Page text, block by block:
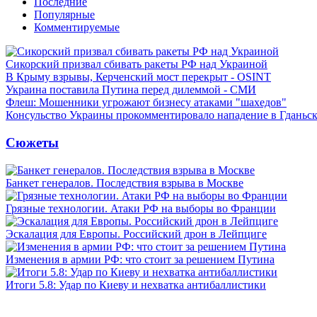
Популярные
Комментируемые
Сикорский призвал сбивать ракеты РФ над Украиной
В Крыму взрывы, Керченский мост перекрыт - OSINT
Украина поставила Путина перед дилеммой - СМИ
Флеш: Мошенники угрожают бизнесу атаками "шахедов"
Консульство Украины прокомментировало нападение в
Сюжеты
Банкет генералов. Последствия взрыва в Москве
Грязные технологии. Атаки РФ на выборы во Франции
Эскалация для Европы. Российский дрон в Лейпциге
Изменения в армии РФ: что стоит за решением Путина
Итоги 5.8: Удар по Киеву и нехватка антибаллистики